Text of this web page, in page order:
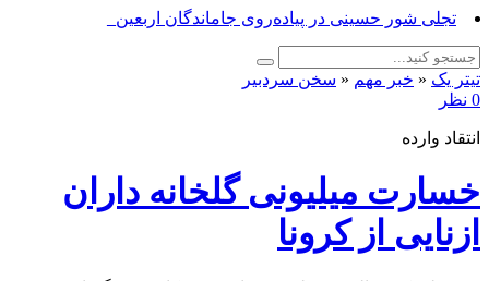
برگزا_
تیتر یک « خبر مهم « سخن سردبیر
0 نظر
انتقاد وارده
خسارت میلیونی گلخانه داران
ازنایی از کرونا